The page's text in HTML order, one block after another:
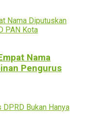
Nama
Pengurus